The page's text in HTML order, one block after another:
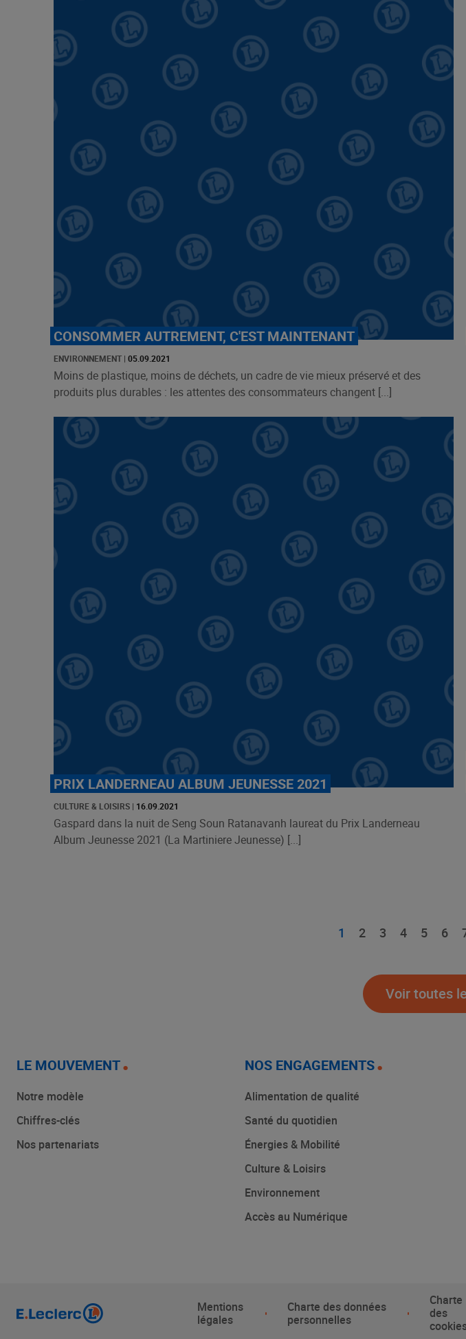
CONSOMMER AUTREMENT, C'EST MAINTENANT
ENVIRONNEMENT | 05.09.2021
Moins de plastique, moins de déchets, un cadre de vie mieux préservé et des
produits plus durables : les attentes des consommateurs changent [...]
PRIX LANDERNEAU ALBUM JEUNESSE 2021
CULTURE & LOISIRS | 16.09.2021
Gaspard dans la nuit de Seng Soun Ratanavanh laureat du Prix Landerneau
Album Jeunesse 2021 (La Martiniere Jeunesse) [...]
Page
1 Page
2 Page
3 Page
4 Page
5 6
Voir toutes
LE MOUVEMENT
Notre modèle
Chiffres-clés
Nos partenariats
NOS ENGAGEMENTS
Alimentation de qualité
Santé du quotidien
Énergies & Mobilité
Culture & Loisirs
Environnement
Accès au Numérique
Mentions
légales
Charte des données
personnelles
Charte
des